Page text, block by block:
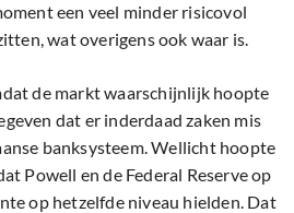
een veel minder risicovol
wat overigens ook waar is.
de markt waarschijnlijk hoopte
dat er inderdaad zaken mis
banksysteem. Wellicht hoopte
Powell en de Federal Reserve op
op hetzelfde niveau hielden. Dat